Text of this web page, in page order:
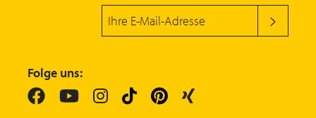
Folge uns: